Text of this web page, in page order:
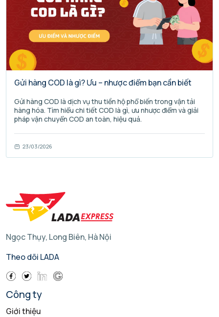
Gửi hàng COD là gì? Ưu – nhược điểm bạn cần biết
Gửi hàng COD là dịch vụ thu tiền hộ phổ biến trong vận tải
hàng hóa. Tìm hiểu chi tiết COD là gì, ưu nhược điểm và giải
pháp vận chuyển COD an toàn, hiệu quả.
23/03/2026
Ngọc Thụy, Long Biên, Hà Nội
Theo dõi LADA
Công ty
Giới thiệu